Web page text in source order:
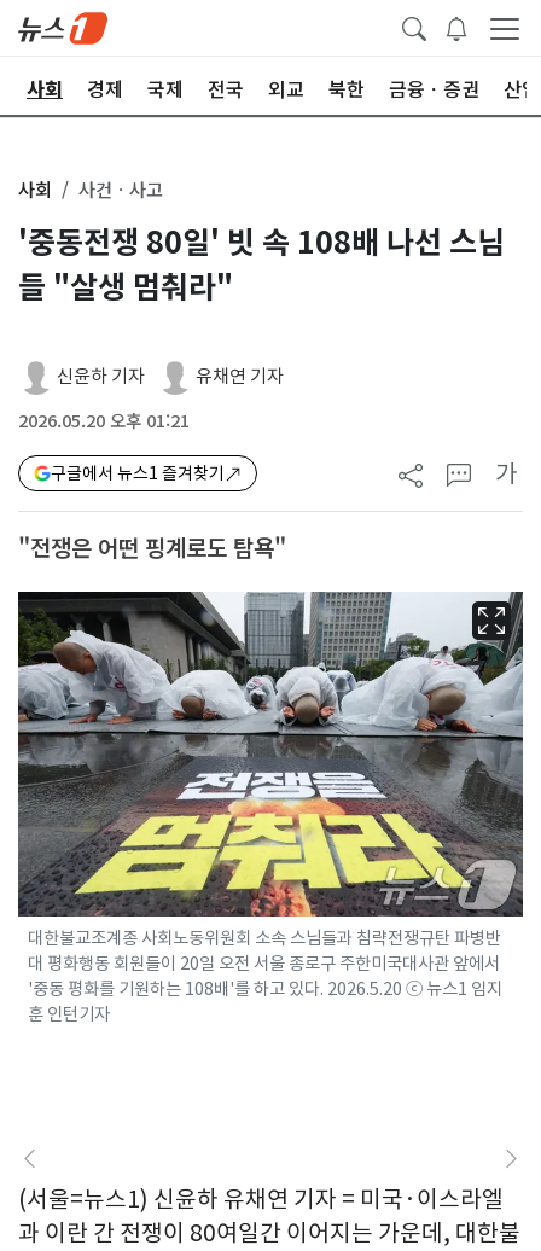
사회 경제 국제 전국 외교 북한 금융ㆍ증권 산업
사회 사건ㆍ사고
'중동전쟁 80일' 빗 속 108배 나선 스님
들 "살생 멈춰라"
신윤하 기자 유채연 기자
2026.05.20 오후 01:21
구글에서 뉴스1 즐겨찾기 가
"전쟁은 어떤 핑계로도 탐욕"
대한불교조계종 사회노동위원회 소속 스님들과 침략전쟁규탄 파병반
대 평화행동 회원들이 20일 오전 서울 종로구 주한미국대사관 앞에서
'중동 평화를 기원하는 108배'를 하고 있다. 2026.5.20 ⓒ 뉴스1 임지
훈 인턴기자
(서울=뉴스1) 신윤하 유채연 기자 = 미국·이스라엘
과 이란 간 전쟁이 80여일간 이어지는 가운데, 대한불